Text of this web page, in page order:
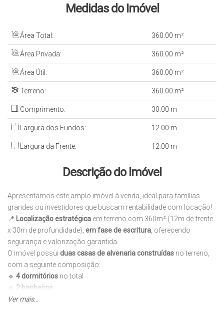
Medidas do Imóvel
Área Total: 360 .00 m²
Área Privada: 360 .00 m²
Área Útil: 360 .00 m²
Terreno: 360 .00 m²
Comprimento: 30 .00 m
Largura dos Fundos: 12 .00 m
Largura da Frente: 12 .00 m
Descrição do Imóvel
Apresentamos este amplo imóvel à venda, ideal para famílias
grandes ou investidores que buscam rentabilidade com locação!
📍 Localização estratégica em terreno com 360m² (12m de frente
x 30m de profundidade), em fase de escritura , oferecendo
segurança e valorização garantida.
O imóvel possui duas casas de alvenaria construídas no terreno,
com a seguinte composição:
🔹 4 dormitórios no total
🔹 2 banheiros
🔹2 salas de estar
Ver mais...